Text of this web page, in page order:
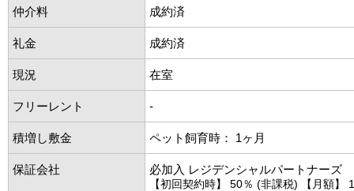
仲介料 成約済
礼金 成約済
現況 在室
フリーレント -
積増し敷金 ペット飼育時： 1ヶ月
保証会社 必加入 レジデンシャルパートナーズ
【初回契約時】 50％ (非課税) 【月額】